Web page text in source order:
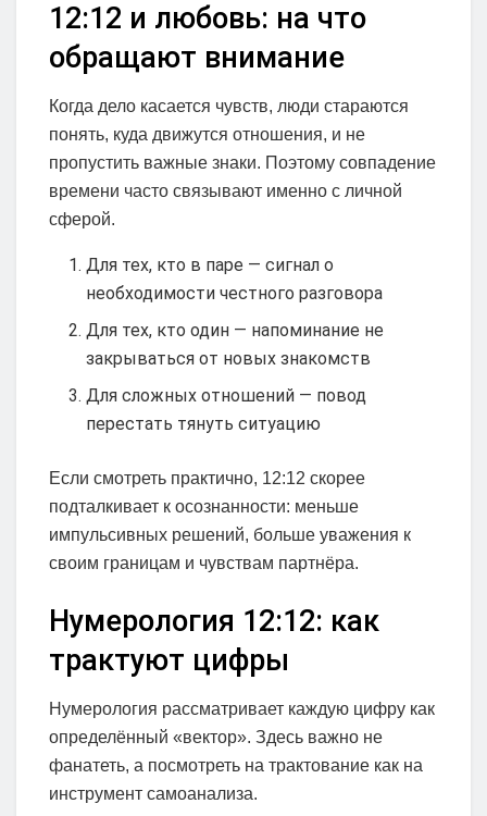
12:12 и любовь: на что
обращают внимание
Когда дело касается чувств, люди стараются
понять, куда движутся отношения, и не
пропустить важные знаки. Поэтому совпадение
времени часто связывают именно с личной
сферой.
Для тех, кто в паре — сигнал о
необходимости честного разговора
Для тех, кто один — напоминание не
закрываться от новых знакомств
Для сложных отношений — повод
перестать тянуть ситуацию
Если смотреть практично, 12:12 скорее
подталкивает к осознанности: меньше
импульсивных решений, больше уважения к
своим границам и чувствам партнёра.
Нумерология 12:12: как
трактуют цифры
Нумерология рассматривает каждую цифру как
определённый «вектор». Здесь важно не
фанатеть, а посмотреть на трактование как на
инструмент самоанализа.